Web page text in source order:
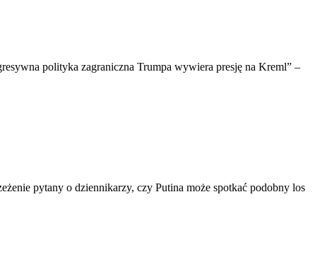
polityka zagraniczna Trumpa wywiera presję na Kreml” –
pytany o dziennikarzy, czy Putina może spotkać podobny los